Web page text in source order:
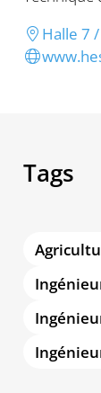
Halle 7
Tags